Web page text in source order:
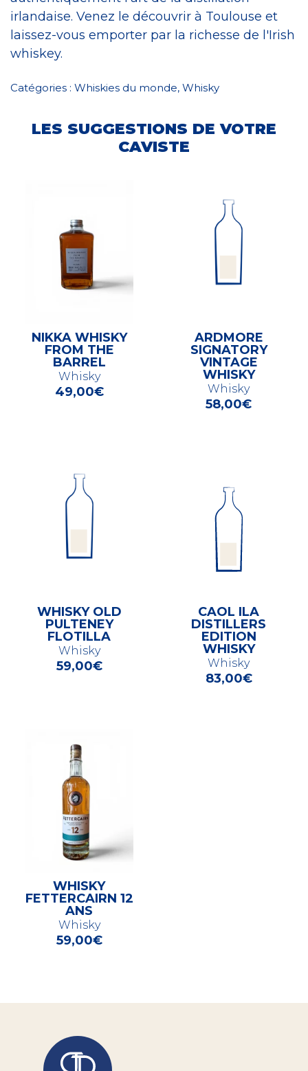
irlandaise. Venez le découvrir à Toulouse et
laissez-vous emporter par la richesse de l'Irish
whiskey.
Catégories : Whiskies du monde, Whisky
LES SUGGESTIONS DE VOTRE
CAVISTE
NIKKA WHISKY
FROM THE
BARREL
Whisky
49,00€
ARDMORE
SIGNATORY
VINTAGE
WHISKY
Whisky
58,00€
WHISKY OLD
PULTENEY
FLOTILLA
Whisky
59,00€
CAOL ILA
DISTILLERS
EDITION
WHISKY
Whisky
83,00€
WHISKY
FETTERCAIRN 12
ANS
Whisky
59,00€